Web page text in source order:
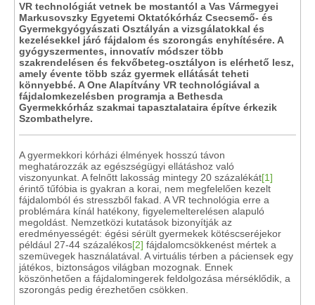
VR technológiát vetnek be mostantól a Vas Vármegyei
Markusovszky Egyetemi Oktatókórház Csecsemő- és
Gyermekgyógyászati Osztályán a vizsgálatokkal és
kezelésekkel járó fájdalom és szorongás enyhítésére. A
gyógyszermentes, innovatív módszer több
szakrendelésen és fekvőbeteg-osztályon is elérhető lesz,
amely évente több száz gyermek ellátását teheti
könnyebbé. A One Alapítvány VR technológiával a
fájdalomkezelésben programja a Bethesda
Gyermekkórház szakmai tapasztalataira építve érkezik
Szombathelyre.
A gyermekkori kórházi élmények hosszú távon
meghatározzák az egészségügyi ellátáshoz való
viszonyunkat. A felnőtt lakosság mintegy 20 százalékát[1]
érintő tűfóbia is gyakran a korai, nem megfelelően kezelt
fájdalomból és stresszből fakad. A VR technológia erre a
problémára kínál hatékony, figyelemelterelésen alapuló
megoldást. Nemzetközi kutatások bizonyítják az
eredményességét: égési sérült gyermekek kötéscseréjekor
például 27-44 százalékos[2] fájdalomcsökkenést mértek a
szemüvegek használatával. A virtuális térben a páciensek egy
játékos, biztonságos világban mozognak. Ennek
köszönhetően a fájdalomingerek feldolgozása mérséklődik, a
szorongás pedig érezhetően csökken.